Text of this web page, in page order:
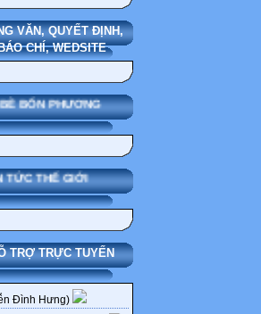
VĂN, QUYẾT ĐỊNH,
CHÍ, WEDSITE
BÈ BỐN PHƯƠNG
TIN TỨC THẾ GIỚI
TRỢ TRỰC TUYẾN
Đình Hưng)